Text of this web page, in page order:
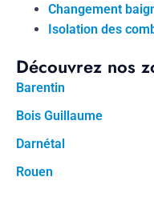
Changement
Isolation des
Découvrez nos
Barentin
Bois Guillaume
Darnétal
Rouen